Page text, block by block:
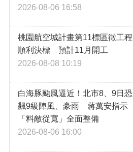
2026-08-06 16:58
桃園航空城計畫第11標區徵工程
順利決標 預計11月開工
2026-08-08 10:19
白海豚颱風逼近！北市8、9日恐
飆9級陣風、豪雨 蔣萬安指示
「料敵從寬」全面整備
2026-08-06 16:00